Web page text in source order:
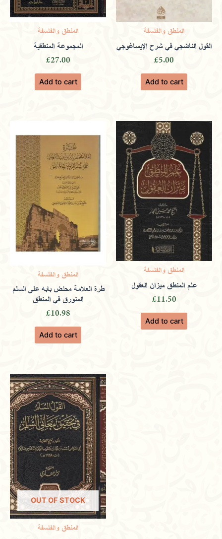
المنطق والفلسفة
المجموعة المنطقية
£27.00
Add to cart
المنطق والفلسفة
القول الناضجي في شرح الإيساغوجي
£5.00
Add to cart
المنطق والفلسفة
طرة العلامة محنض بابه على السلم
المنورق في المنطق
£10.98
Add to cart
المنطق والفلسفة
علم المنطق ميزان العقول
£11.50
Add to cart
OUT OF STOCK
المنطق والفلسفة